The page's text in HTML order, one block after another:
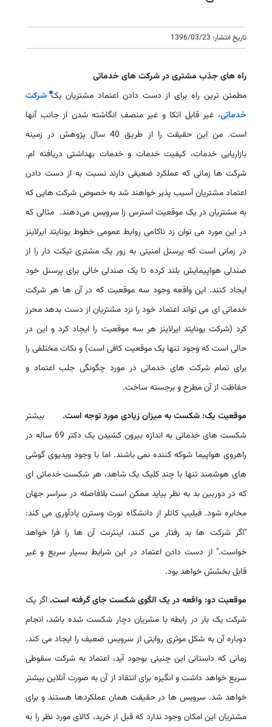
تاریخ انتشار: 1396/03/23
راه های جذب مشتری در شرکت های خدماتی
مطمئن ترین راه برای از دست دادن اعتماد مشتریان یکشرکت
خدماتی، غیر قابل اتکا و غیر منصف انگاشته شدن از جانب آنها
است. من این حقیقت را از طریق 40 سال پژوهش در زمینه
بازاریابی خدمات، کیفیت خدمات و خدمات بهداشتی دریافته ام.
شرکت ها زمانی که عملکرد ضعیفی دارند نسبت به از دست دادن
اعتماد مشتریان آسیب پذیر خواهند شد به خصوص شرکت هایی که
به مشتریان در یک موقعیت استرس زا سرویس می‌دهند. مثالی که
در این مورد می توان زد ناکامی روابط عمومی خطوط یونایتد ایرلاینز
در زمانی است که پرسنل امنیتی به زور یک مشتری تیکت دار را از
صندلی هواپیمایش بلند کرده تا یک صندلی خالی برای پرسنل خود
ایجاد کنند. این واقعه وجود سه موقعیت که در آن ها هر شرکت
خدماتی ای می تواند اعتماد خود را نزد مشتریان از دست بدهد محرز
کرد (شرکت یونایتد ایرلاینز هر سه موقعیت را ایجاد کرد و این در
حالی است که وجود تنها یک موقعیت کافی است) و نکات مختلفی را
برای تمام شرکت های خدماتی در مورد چگونگی جلب اعتماد و
حفاظت از آن مطرح و برجسته ساخت.
موقعیت یک: شکست به میزان زیادی مورد توجه است. بیشتر
شکست های خدماتی به اندازه بیرون کشیدن یک دکتر 69 ساله در
راهروی هواپیما شوکه کننده نمی باشند. اما با وجود ویدیوی گوشی
های هوشمند تنها با چند کلیک یک شاهد، هر شکست خدماتی ای
که در دوربین بد به نظر بیاید ممکن است بلافاصله در سراسر جهان
مخابره شود. فیلیپ کاتلر از دانشگاه نورث وسترن یادآوری می کند:
"اگر شرکت ها بد رفتار می کنند، اینترنت آن ها را فرا خواهد
خواست." از دست دادن اعتماد در این شرایط بسیار سریع و غیر
قابل بخشش خواهد بود.
موقعیت دو: واقعه در یک الگوی شکست جای گرفته است. اگر یک
شرکت یک بار در رابطه با مشریان دچار شکست شده باشد، انجام
دوباره آن به شکل موثری روایتی از سرویس ضعیف را ایجاد می کند.
زمانی که داستانی این چنینی بوجود آید، اعتماد به شرکت سقوطی
سریع خواهد داشت و انگیزه برای انتقاد از آن به صورت آنلاین بیشتر
خواهد شد. سرویس ها در حقیقت همان عملکردها هستند و برای
مشتریان این امکان وجود ندارد که قبل از خرید، کالای مورد نظر را به